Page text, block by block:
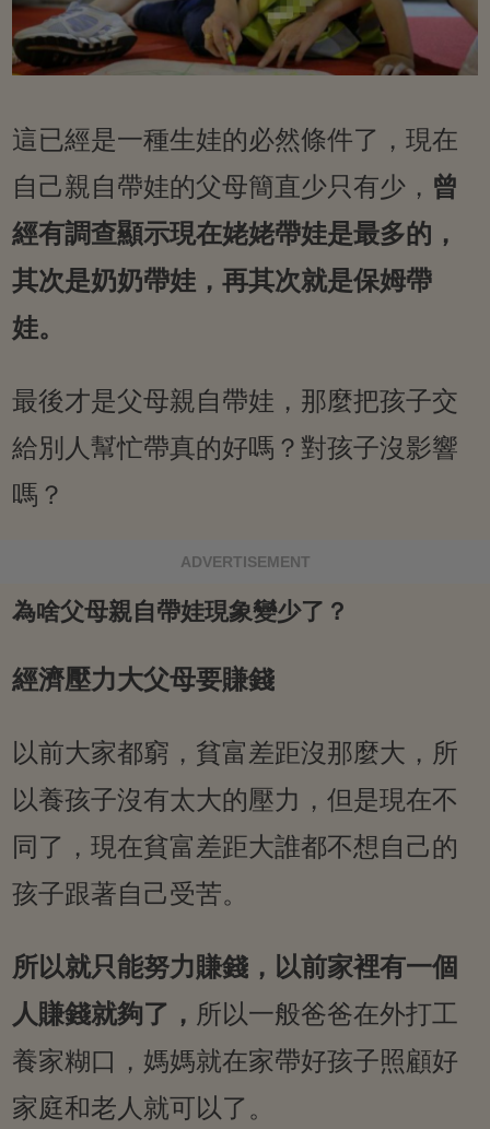
這已經是一種生娃的必然條件了，現在
自己親自帶娃的父母簡直少只有少， 曾
經有調查顯示現在姥姥帶娃是最多的，
其次是奶奶帶娃，再其次就是保姆帶
娃。
最後才是父母親自帶娃，那麼把孩子交
給別人幫忙帶真的好嗎？對孩子沒影響
嗎？
ADVERTISEMENT
為啥父母親自帶娃現象變少了？
經濟壓力大父母要賺錢
以前大家都窮，貧富差距沒那麼大，所
以養孩子沒有太大的壓力，但是現在不
同了，現在貧富差距大誰都不想自己的
孩子跟著自己受苦。
所以就只能努力賺錢，以前家裡有一個
人賺錢就夠了， 所以一般爸爸在外打工
養家糊口，媽媽就在家帶好孩子照顧好
家庭和老人就可以了。